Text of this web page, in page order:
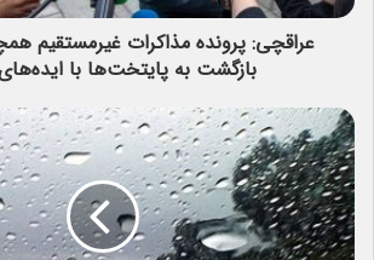
عراقچی: پرونده مذاکرات غیرمستقیم
بازگشت به پایتخت‌ها با